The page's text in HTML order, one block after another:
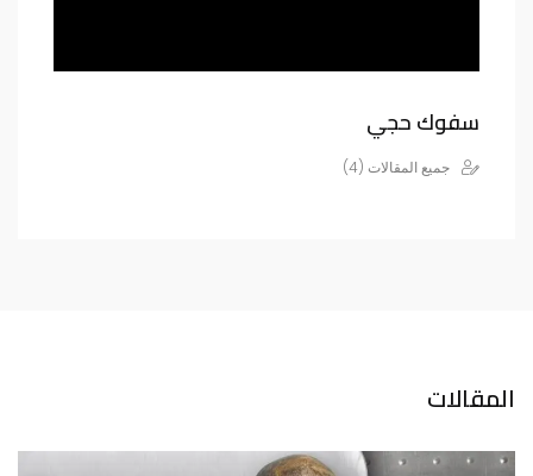
سفوك حجي
جميع المقالات (4)
المقالات